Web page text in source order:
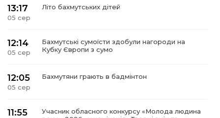
13:17
05 сер
Літо бахмутських дітей
12:14
05 сер
Бахмутські сумоїсти здобули нагороди на
Кубку Європи з сумо
12:05
05 сер
Бахмутяни грають в бадмінтон
11:55
Учасник обласного конкурсу «Молода людина